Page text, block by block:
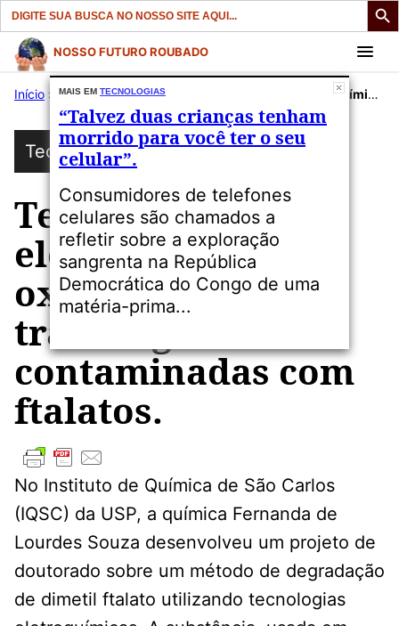
Search
for:
Pular
para
conteúdo
NOSSO FUTURO ROUBADO
Início » Publicações»Tecnologias Tecnologia eletroquímica de oxidação pode tratar águas contaminadas com ftalatos.
Tecnologias
Tecnologia
eletroquímica de
oxidação pode
tratar águas
contaminadas com
ftalatos.
No Instituto de Química de São Carlos
(IQSC) da USP, a química Fernanda de
Lourdes Souza desenvolveu um projeto de
doutorado sobre um método de degradação
de dimetil ftalato utilizando tecnologias
MAIS EM TECNOLOGIAS
“Talvez duas crianças tenham
morrido para você ter o seu
celular”.
Consumidores de telefones
celulares são chamados a
refletir sobre a exploração
sangrenta na República
Democrática do Congo de uma
matéria-prima...